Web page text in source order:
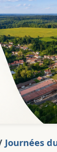
Journées